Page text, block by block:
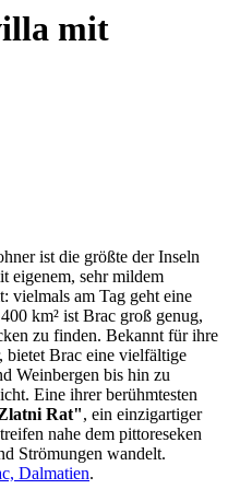
mit
ist die größte der Inseln
eigenem, sehr mildem
vielmals am Tag geht eine
km² ist Brac groß genug,
zu finden. Bekannt für ihre
bietet Brac eine vielfältige
Weinbergen bis hin zu
Eine ihrer berühmtesten
Rat", ein einzigartiger
nahe dem pittoreseken
Strömungen wandelt.
Dalmatien.